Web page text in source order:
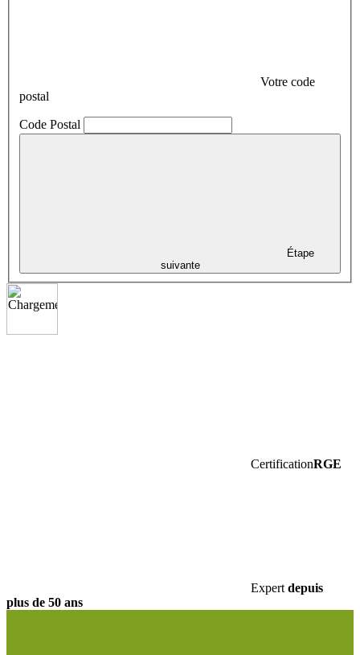
Votre code
postal
Code Postal
Étape
suivante
CertificationRGE
Expert depuis
plus de 50 ans